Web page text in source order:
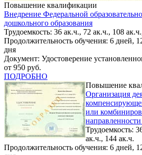
Повышение квалификации
Внедрение Федеральной
дошкольного образования
Трудоемкость: 36 ак.ч., 72 ак.ч., 108
Продолжительность обучения: 6 дней,
дня
Документ: Удостоверение
от 950 руб.
ПОДРОБНО
Повышение
Организация
или
Трудоемкость:
ак.ч., 144 ак.ч.
Продолжительность обучения: 6 дней,